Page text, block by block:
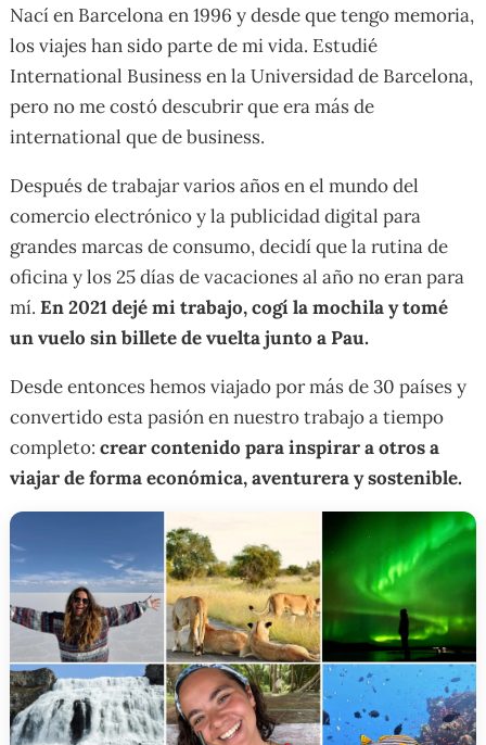
Nací en Barcelona en 1996 y desde que tengo memoria,
los viajes han sido parte de mi vida. Estudié
International Business en la Universidad de Barcelona,
pero no me costó descubrir que era más de
international que de business.
Después de trabajar varios años en el mundo del
comercio electrónico y la publicidad digital para
grandes marcas de consumo, decidí que la rutina de
oficina y los 25 días de vacaciones al año no eran para
mí.En 2021 dejé mi trabajo, cogí la mochila y tomé
un vuelo sin billete de vuelta junto a Pau.
Desde entonces hemos viajado por más de 30 países y
convertido esta pasión en nuestro trabajo a tiempo
completo:crear contenido para inspirar a otros a
viajar de forma económica, aventurera y sostenible.